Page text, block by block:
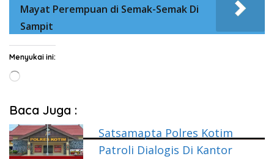
Mayat Perempuan di Semak-Semak Di
Sampit
Menyukai ini:
Memuat...
Baca Juga :
Satsamapta Polres Kotim
Patroli Dialogis Di Kantor